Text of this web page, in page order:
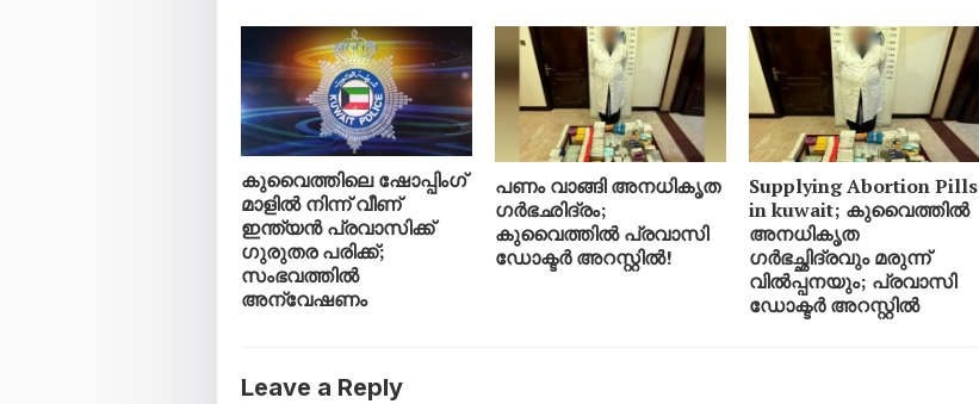
കുവൈത്തിലെ ഷോപ്പിംഗ്
മാളിൽ നിന്ന് വീണ്
ഇന്ത്യൻ പ്രവാസിക്ക്
ഗുരുതര പരിക്ക്;
സംഭവത്തിൽ
അന്വേഷണം
പണം വാങ്ങി അനധികൃത
ഗർഭഛിദ്രം;
കുവൈത്തിൽ പ്രവാസി
ഡോക്ടർ അറസ്റ്റിൽ!
Supplying Abortion Pills
​in kuwait; കുവൈത്തിൽ
അനധികൃത
ഗർഭച്ഛിദ്രവും മരുന്ന്
വിൽപ്പനയും; പ്രവാസി
ഡോക്ടർ അറസ്റ്റിൽ
Leave a Reply